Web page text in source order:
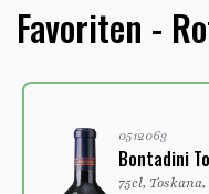
Favoriten -
0512063
Bontadini
75cl,